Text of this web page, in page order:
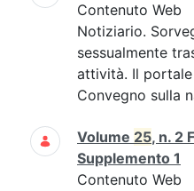
Contenuto Web
Notiziario.
sessualmente
attività. Il
Convegno sulla
Volume 25, n. 2
Supplemento 1
Contenuto Web